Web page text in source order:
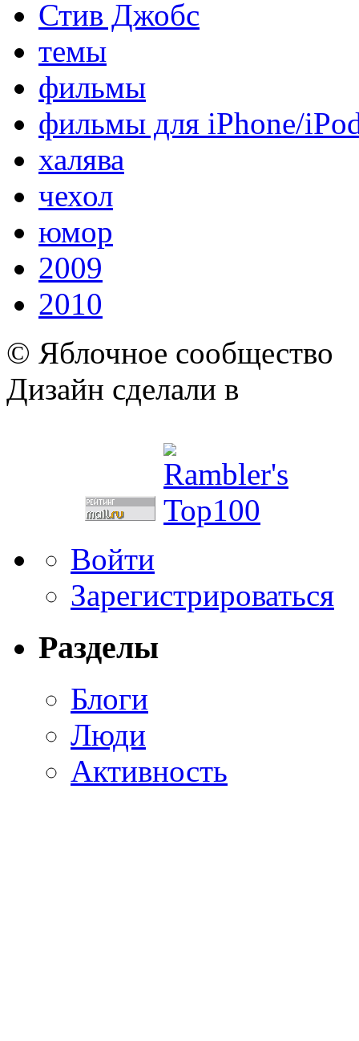
Стив Джобс
темы
фильмы
фильмы для iPhone/
халява
чехол
юмор
2009
2010
© Яблочное сообщество
Дизайн сделали в
Войти
Зарегистрироваться
Разделы
Блоги
Люди
Активность